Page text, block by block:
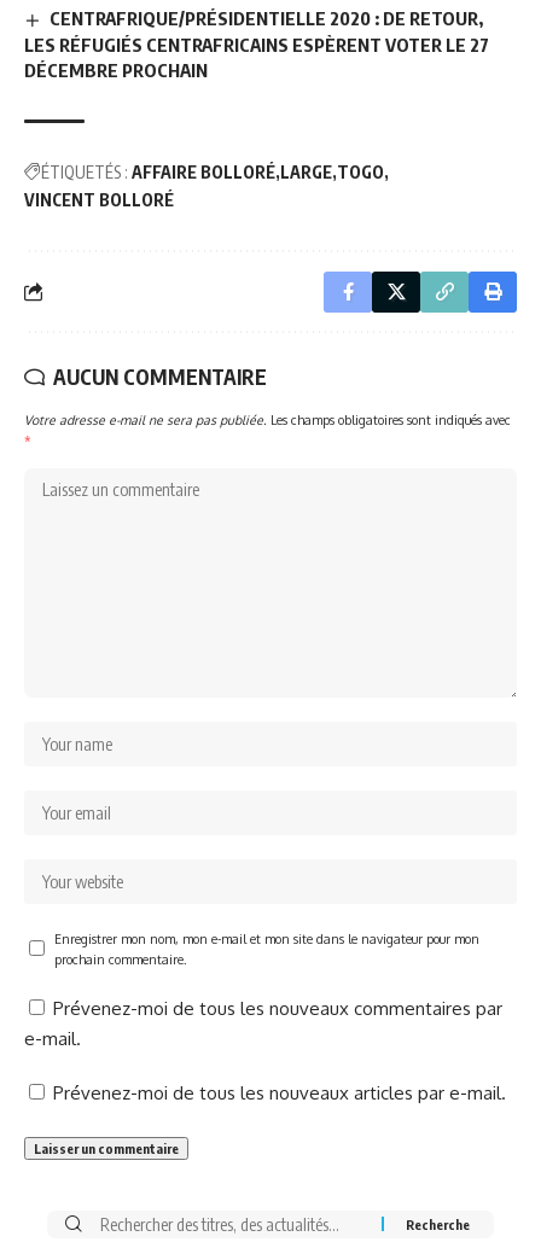
CENTRAFRIQUE/PRÉSIDENTIELLE 2020 : DE RETOUR,
LES RÉFUGIÉS CENTRAFRICAINS ESPÈRENT VOTER LE 27
DÉCEMBRE PROCHAIN
ÉTIQUETÉS : AFFAIRE BOLLORÉ LARGE TOGO
VINCENT BOLLORÉ
AUCUN COMMENTAIRE
Votre adresse e-mail ne sera pas publiée. Les champs obligatoires sont indiqués avec
*
Enregistrer mon nom, mon e-mail et mon site dans le navigateur pour mon
prochain commentaire.
Prévenez-moi de tous les nouveaux commentaires par
e-mail.
Prévenez-moi de tous les nouveaux articles par e-mail.
Rechercher: